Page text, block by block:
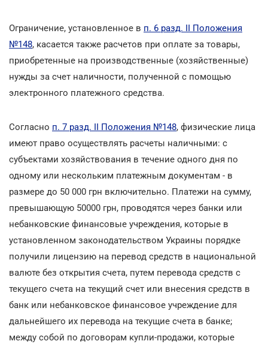
Ограничение, установленное в п. 6 разд. II Положения
№148, касается также расчетов при оплате за товары,
приобретенные на производственные (хозяйственные)
нужды за счет наличности, полученной с помощью
электронного платежного средства.
Согласно п. 7 разд. II Положения №148, физические лица
имеют право осуществлять расчеты наличными: с
субъектами хозяйствования в течение одного дня по
одному или нескольким платежным документам - в
размере до 50 000 грн включительно. Платежи на сумму,
превышающую 50000 грн, проводятся через банки или
небанковские финансовые учреждения, которые в
установленном законодательством Украины порядке
получили лицензию на перевод средств в национальной
валюте без открытия счета, путем перевода средств с
текущего счета на текущий счет или внесения средств в
банк или небанковское финансовое учреждение для
дальнейшего их перевода на текущие счета в банке;
между собой по договорам купли-продажи, которые